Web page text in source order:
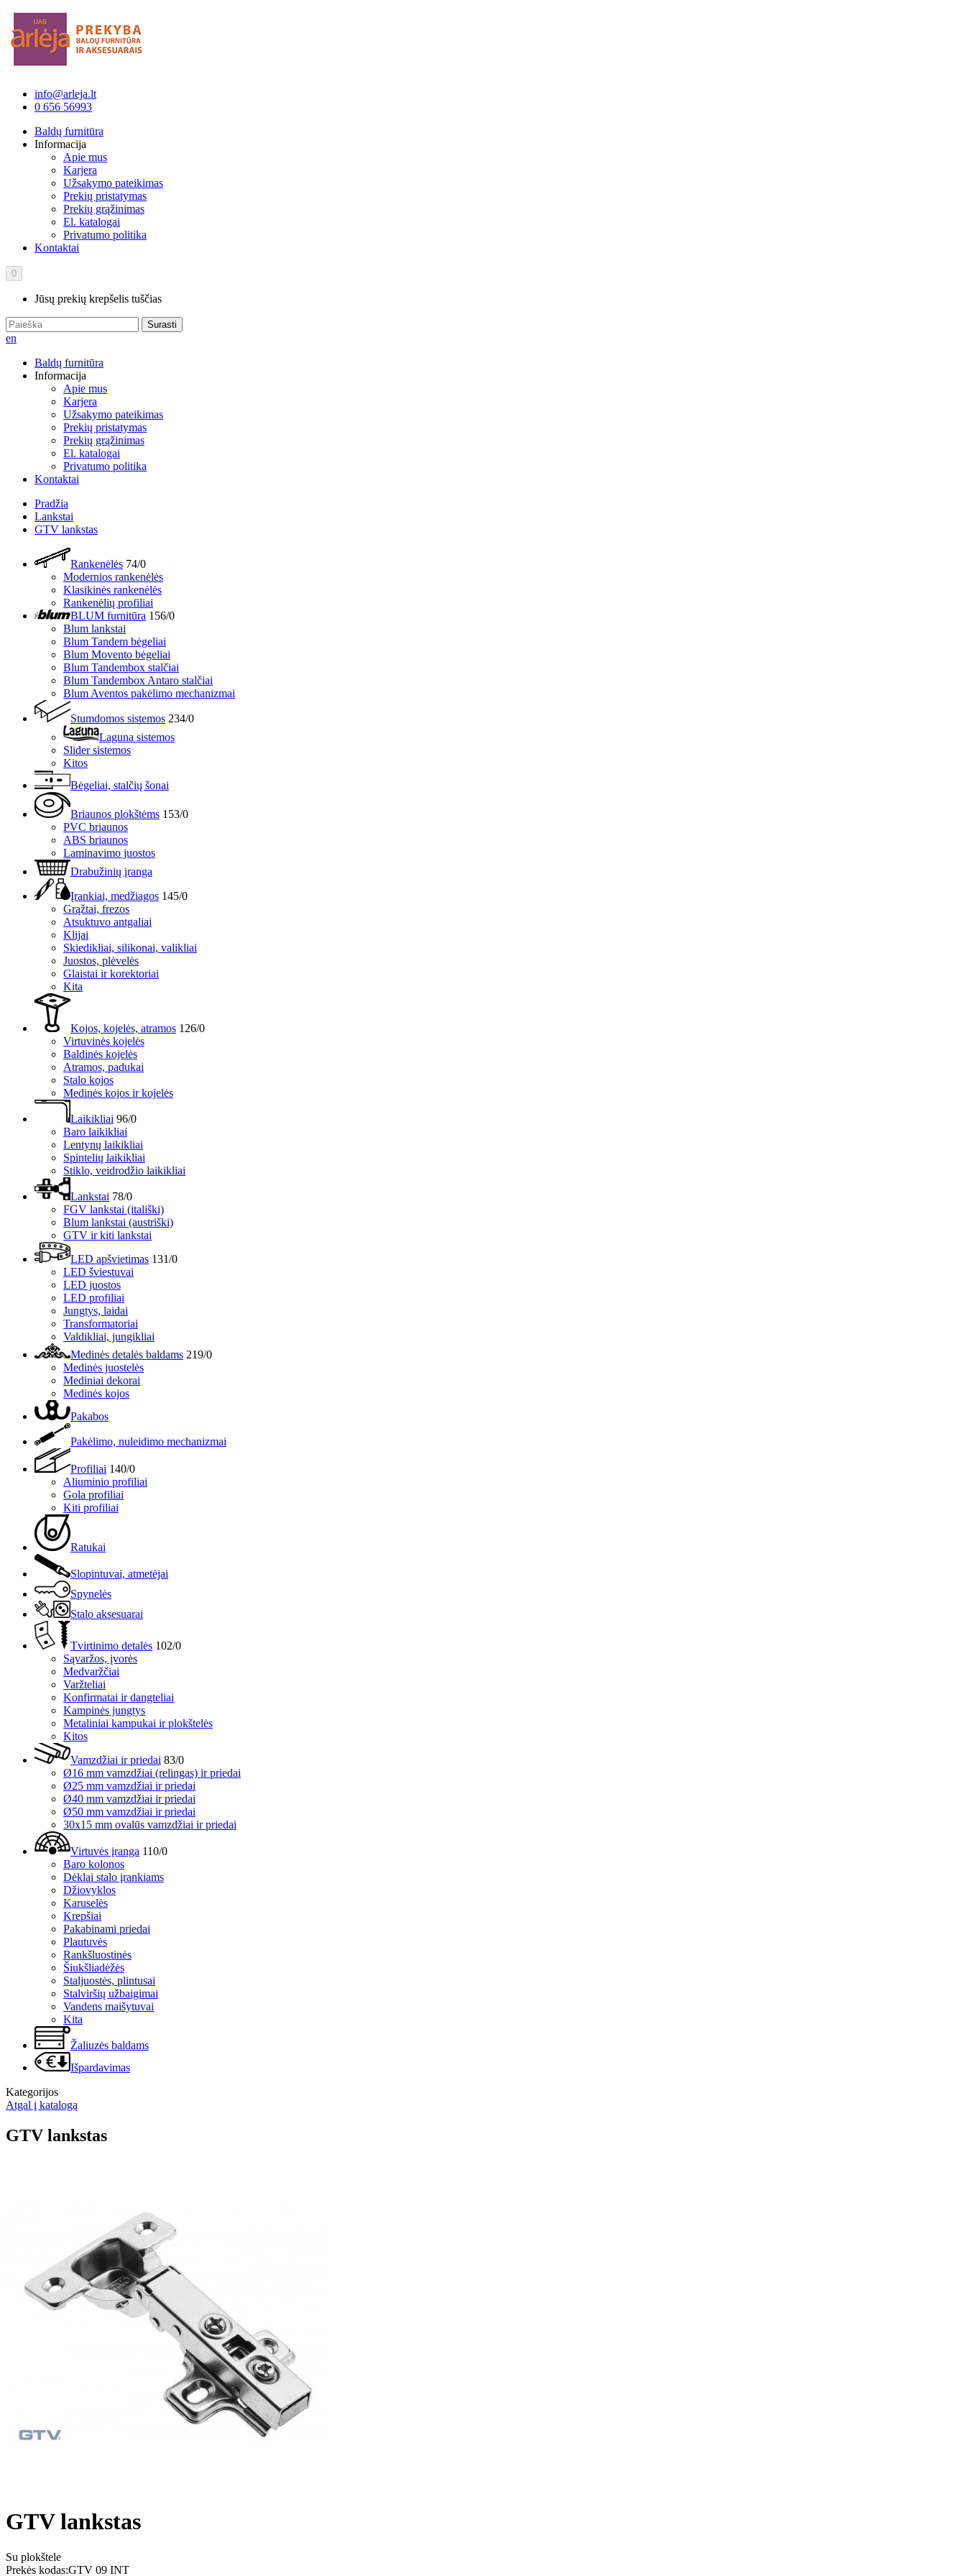
info@arleja.lt
0 656 56993
Baldų furnitūra
Informacija
Apie mus
Karjera
Užsakymo pateikimas
Prekių pristatymas
Prekių grąžinimas
El. katalogai
Privatumo politika
Kontaktai
0
Jūsų prekių krepšelis tuščias
Surasti
en
Baldų furnitūra
Informacija
Apie mus
Karjera
Užsakymo pateikimas
Prekių pristatymas
Prekių grąžinimas
El. katalogai
Privatumo politika
Kontaktai
Pradžia
Lankstai
GTV lankstas
Rankenėlės 74/0
Modernios rankenėlės
Klasikinės rankenėlės
Rankenėlių profiliai
BLUM furnitūra 156/0
Blum lankstai
Blum Tandem bėgeliai
Blum Movento bėgeliai
Blum Tandembox stalčiai
Blum Tandembox Antaro stalčiai
Blum Aventos pakėlimo mechanizmai
Stumdomos sistemos 234/0
Laguna sistemos
Slider sistemos
Kitos
Bėgeliai, stalčių šonai
Briaunos plokštėms 153/0
PVC briaunos
ABS briaunos
Laminavimo juostos
Drabužinių įranga
Įrankiai, medžiagos 145/0
Grąžtai, frezos
Atsuktuvo antgaliai
Klijai
Skiedikliai, silikonai, valikliai
Juostos, plėvelės
Glaistai ir korektoriai
Kita
Kojos, kojelės, atramos 126/0
Virtuvinės kojelės
Baldinės kojelės
Atramos, padukai
Stalo kojos
Medinės kojos ir kojelės
Laikikliai 96/0
Baro laikikliai
Lentynų laikikliai
Spintelių laikikliai
Stiklo, veidrodžio laikikliai
Lankstai 78/0
FGV lankstai (itališki)
Blum lankstai (austriški)
GTV ir kiti lankstai
LED apšvietimas 131/0
LED šviestuvai
LED juostos
LED profiliai
Jungtys, laidai
Transformatoriai
Valdikliai, jungikliai
Medinės detalės baldams 219/0
Medinės juostelės
Mediniai dekorai
Medinės kojos
Pakabos
Pakėlimo, nuleidimo mechanizmai
Profiliai 140/0
Aliuminio profiliai
Gola profiliai
Kiti profiliai
Ratukai
Slopintuvai, atmetėjai
Spynelės
Stalo aksesuarai
Tvirtinimo detalės 102/0
Sąvaržos, įvorės
Medvaržčiai
Varžteliai
Konfirmatai ir dangteliai
Kampinės jungtys
Metaliniai kampukai ir plokštelės
Kitos
Vamzdžiai ir priedai 83/0
Ø16 mm vamzdžiai (relingas) ir priedai
Ø25 mm vamzdžiai ir priedai
Ø40 mm vamzdžiai ir priedai
Ø50 mm vamzdžiai ir priedai
30x15 mm ovalūs vamzdžiai ir priedai
Virtuvės įranga 110/0
Baro kolonos
Dėklai stalo įrankiams
Džiovyklos
Karuselės
Krepšiai
Pakabinami priedai
Plautuvės
Rankšluostinės
Šiukšliadėžės
Staljuostės, plintusai
Stalviršių užbaigimai
Vandens maišytuvai
Kita
Žaliuzės baldams
Išpardavimas
Kategorijos
Atgal į katalogą
GTV lankstas
GTV lankstas
Su plokštele
Prekės kodas:GTV 09 INT